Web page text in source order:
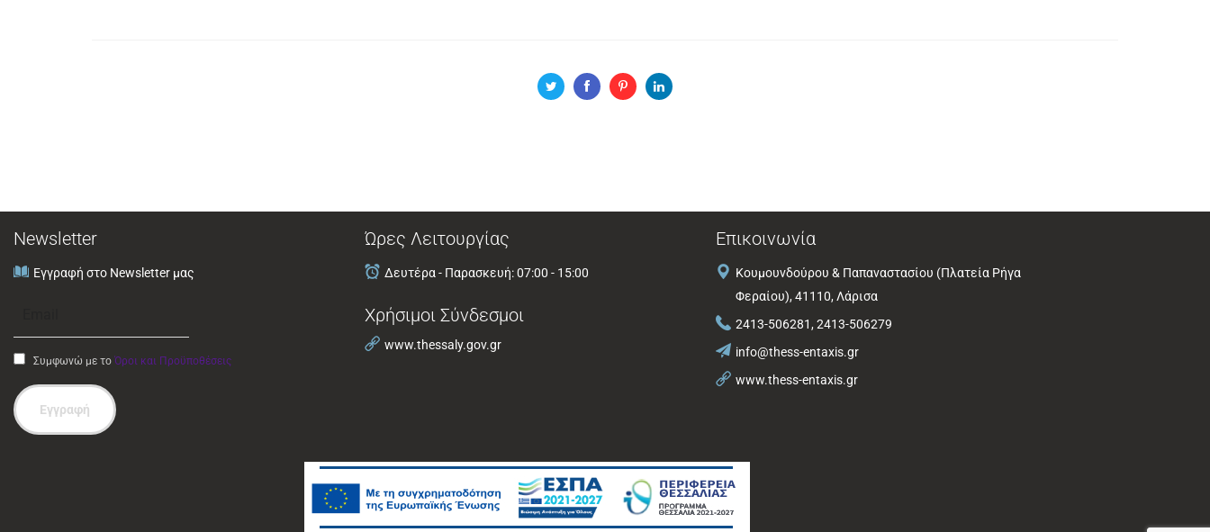
Newsletter
Εγγραφή στο Newsletter μας
Συμφωνώ με το Όροι και Προϋποθέσεις
Εγγραφή
Ώρες Λειτουργίας
Δευτέρα - Παρασκευή: 07:00 - 15:00
Χρήσιμοι Σύνδεσμοι
www.thessaly.gov.gr
Επικοινωνία
Κουμουνδούρου & Παπαναστασίου (Πλατεία Ρήγα
Φεραίου), 41110, Λάρισα
2413-506281, 2413-506279
info@thess-entaxis.gr
www.thess-entaxis.gr